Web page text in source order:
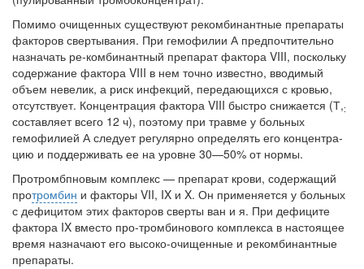
Помимо очищенных существуют рекомбинантные препараты
фак­торов свертывания. При гемофилии А предпочтительно
назначать ре-комбинантный препарат фактора VIII, поскольку
содержание факто­ра VIII в нем точно известно, вводимый
объем невелик, а риск инфек­ций, передающихся с кровью,
отсутствует. Концентрация фактора VIII быстро снижается (Т,:
составляет всего 12 ч), поэтому при травме у больных
гемофилией А следует регулярно определять его концентра­
цию и поддерживать ее на уровне 30—50% от нормы.
Протромбпновым комплекс — препарат крови, содержащий
про­тромбин и факторы VII, IX и X. Он применяется у больных
с дефици­том этих факторов сверты ван и я. При дефиците
фактора IX вместо про-тромбинового комплекса в настоящее
время назначают его высоко-очищенные и рекомбинантные
препараты.